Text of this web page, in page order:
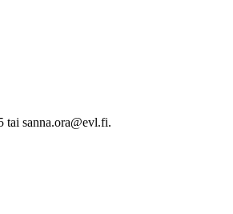
tai sanna.ora@evl.fi.